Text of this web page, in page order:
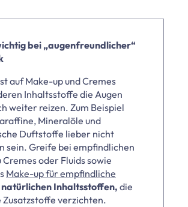
bei „augenfreundlicher“
auf Make-up und Cremes
Inhaltsstoffe die Augen
weiter reizen. Zum Beispiel
Mineralöle und
Duftstoffe lieber nicht
sein. Greife bei empfindlichen
Cremes oder Fluids sowie
Make-up für empfindliche
natürlichen Inhaltsstoffen, die
Zusatzstoffe verzichten.